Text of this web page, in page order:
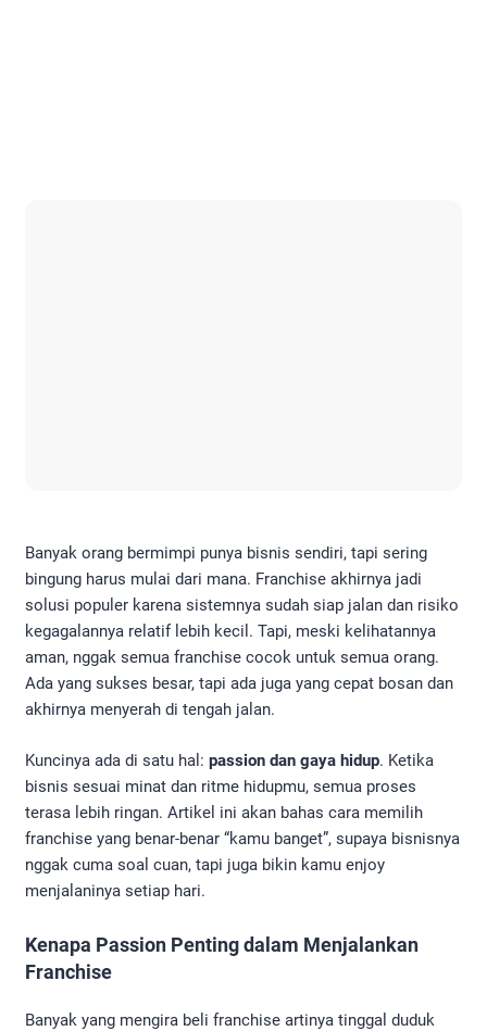
Banyak orang bermimpi punya bisnis sendiri, tapi sering
bingung harus mulai dari mana. Franchise akhirnya jadi
solusi populer karena sistemnya sudah siap jalan dan risiko
kegagalannya relatif lebih kecil. Tapi, meski kelihatannya
aman, nggak semua franchise cocok untuk semua orang.
Ada yang sukses besar, tapi ada juga yang cepat bosan dan
akhirnya menyerah di tengah jalan.
Kuncinya ada di satu hal: passion dan gaya hidup. Ketika
bisnis sesuai minat dan ritme hidupmu, semua proses
terasa lebih ringan. Artikel ini akan bahas cara memilih
franchise yang benar-benar “kamu banget”, supaya bisnisnya
nggak cuma soal cuan, tapi juga bikin kamu enjoy
menjalaninya setiap hari.
Kenapa Passion Penting dalam Menjalankan
Franchise
Banyak yang mengira beli franchise artinya tinggal duduk